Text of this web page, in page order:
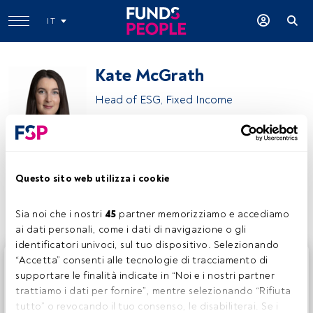
Questo sito web utilizza i cookie
Sia noi che i nostri 45 partner memorizziamo e accediamo
ai dati personali, come i dati di navigazione o gli
identificatori univoci, sul tuo dispositivo. Selezionando
“Accetta” consenti alle tecnologie di tracciamento di
supportare le finalità indicate in “Noi e i nostri partner
trattiamo i dati per fornire”, mentre selezionando “Rifiuta
tutto” o revocando il tuo consenso, le disabiliterai. Se i
IT
Kate McGrath
Head of ESG, Fixed Income
Condividi:
Questo è un articolo riservato agli utenti FundsPeople. Se
sei già registrato, accedi tramite il pulsante Login. Se non
hai ancora un account, ti invitiamo a registrarti per scoprire
tutti i contenuti che FundsPeople ha da offrire.